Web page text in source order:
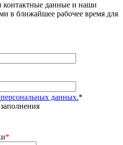
контактные данные и наши
в ближайшее рабочее время для
данных.*
*